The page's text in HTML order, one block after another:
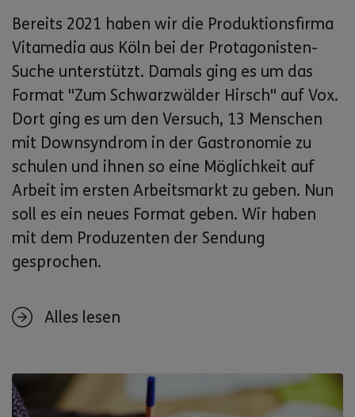
Bereits 2021 haben wir die Produktionsfirma
Vitamedia aus Köln bei der Protagonisten-
Suche unterstützt. Damals ging es um das
Format "Zum Schwarzwälder Hirsch" auf Vox.
Dort ging es um den Versuch, 13 Menschen
mit Downsyndrom in der Gastronomie zu
schulen und ihnen so eine Möglichkeit auf
Arbeit im ersten Arbeitsmarkt zu geben. Nun
soll es ein neues Format geben. Wir haben
mit dem Produzenten der Sendung
gesprochen.
Alles lesen